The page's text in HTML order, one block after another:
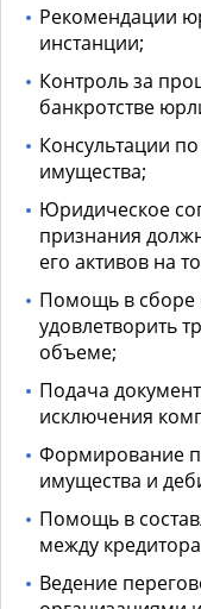
Рекомендации
инстанции;
Контроль за
банкротстве
Консультации
имущества;
Юридическое
признания
его активов на
Помощь в сборе
удовлетворить
объеме;
Подача
исключения
Формирование
имущества и
Помощь в
между
Ведение